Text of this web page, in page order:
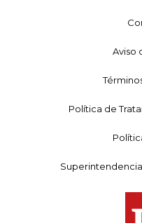
Aviso
Política de